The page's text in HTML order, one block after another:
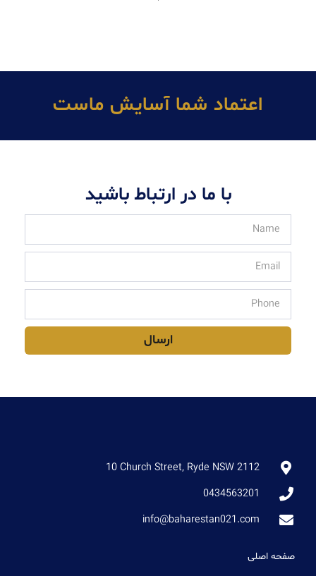
اعتماد شما آسايش ماست
با ما در ارتباط باشید
ارسال
10 Church Street, Ryde NSW 2112
0434563201
info@baharestan021.com
صفحه اصلی